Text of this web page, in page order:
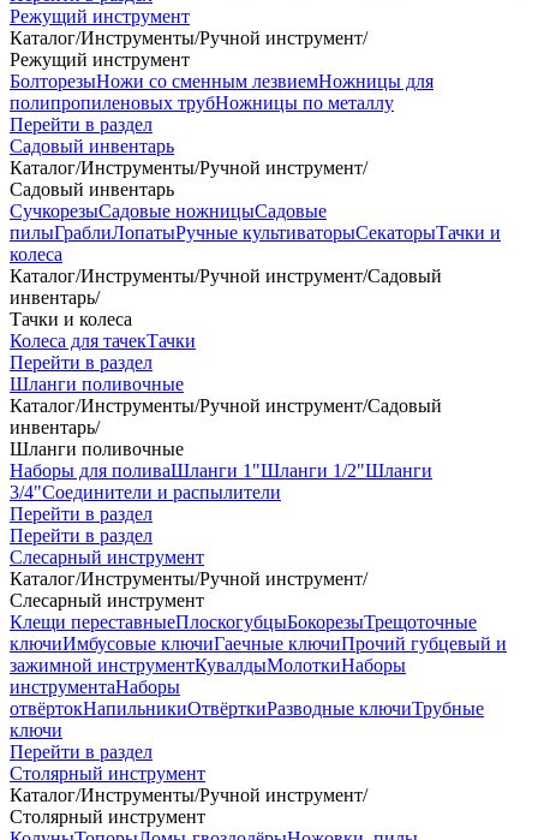
Режущий инструмент
Каталог/Инструменты/Ручной инструмент/
Режущий инструмент
БолторезыНожи со сменным лезвиемНожницы для
полипропиленовых трубНожницы по металлу
Перейти в раздел
Садовый инвентарь
Каталог/Инструменты/Ручной инструмент/
Садовый инвентарь
СучкорезыСадовые ножницыСадовые
пилыГраблиЛопатыРучные культиваторыСекаторыТачки и
колеса
Каталог/Инструменты/Ручной инструмент/Садовый
инвентарь/
Тачки и колеса
Колеса для тачекТачки
Перейти в раздел
Шланги поливочные
Каталог/Инструменты/Ручной инструмент/Садовый
инвентарь/
Шланги поливочные
Наборы для поливаШланги 1"Шланги 1/2"Шланги
3/4"Соединители и распылители
Перейти в раздел
Перейти в раздел
Слесарный инструмент
Каталог/Инструменты/Ручной инструмент/
Слесарный инструмент
Клещи переставныеПлоскогубцыБокорезыТрещоточные
ключиИмбусовые ключиГаечные ключиПрочий губцевый и
зажимной инструментКувалдыМолоткиНаборы
инструментаНаборы
отвёртокНапильникиОтвёрткиРазводные ключиТрубные
ключи
Перейти в раздел
Столярный инструмент
Каталог/Инструменты/Ручной инструмент/
Столярный инструмент